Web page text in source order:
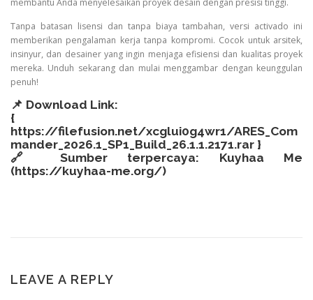
membantu Anda menyelesaikan proyek desain dengan presisi tinggi.
Tanpa batasan lisensi dan tanpa biaya tambahan, versi activado ini
memberikan pengalaman kerja tanpa kompromi. Cocok untuk arsitek,
insinyur, dan desainer yang ingin menjaga efisiensi dan kualitas proyek
mereka. Unduh sekarang dan mulai menggambar dengan keunggulan
penuh!
📌 Download Link:
{
https://filefusion.net/xcglui0g4wr1/ARES_Com
mander_2026.1_SP1_Build_26.1.1.2171.rar }
🔗 Sumber terpercaya: Kuyhaa Me
(https://kuyhaa-me.org/)
LEAVE A REPLY